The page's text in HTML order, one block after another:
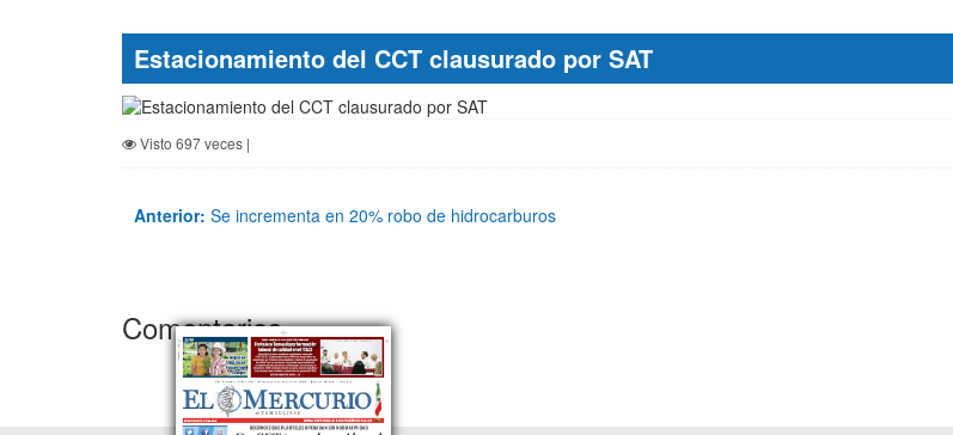
Estacionamiento del CCT clausurado por SAT
Visto 697 veces |
Anterior: Se incrementa en 20% robo de hidrocarburos
Comentarios